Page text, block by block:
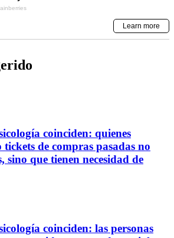
coinciden: quienes
de compras pasadas no
sino que tienen necesidad de
coinciden: las personas